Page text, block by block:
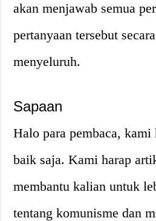
akan menjawab semua
pertanyaan tersebut
menyeluruh.
Sapaan
Halo para pembaca,
baik saja. Kami harap
membantu kalian untuk
tentang komunisme dan